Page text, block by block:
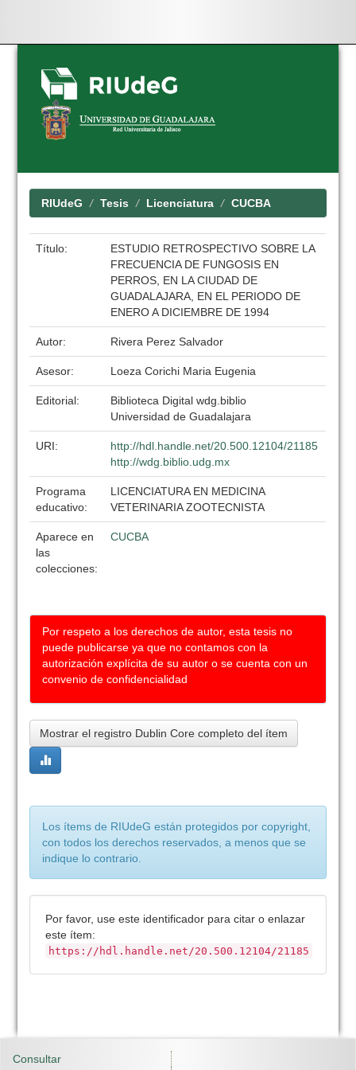
Skip
navigation
RIUdeG Tesis Licenciatura CUCBA
Título:
ESTUDIO RETROSPECTIVO SOBRE LA
FRECUENCIA DE FUNGOSIS EN
PERROS, EN LA CIUDAD DE
GUADALAJARA, EN EL PERIODO DE
ENERO A DICIEMBRE DE 1994
Autor: Rivera Perez Salvador
Asesor: Loeza Corichi Maria Eugenia
Editorial:
Biblioteca Digital wdg.biblio
Universidad de Guadalajara
URI:
http://hdl.handle.net/20.500.12104/21185
http://wdg.biblio.udg.mx
Programa
educativo:
LICENCIATURA EN MEDICINA
VETERINARIA ZOOTECNISTA
Aparece en
las
colecciones:
CUCBA
Por respeto a los derechos de autor, esta tesis no
puede publicarse ya que no contamos con la
autorización explícita de su autor o se cuenta con un
convenio de confidencialidad
Mostrar el registro Dublin Core completo del ítem
Los ítems de RIUdeG están protegidos por copyright,
con todos los derechos reservados, a menos que se
indique lo contrario.
Por favor, use este identificador para citar o enlazar
este ítem:
https://hdl.handle.net/20.500.12104/21185
Consultar